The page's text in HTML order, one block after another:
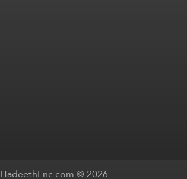
HadeethEnc.com © 2026